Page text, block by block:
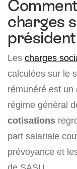
charges
président
Les charges
calculées sur le
rémunéré est un
régime général
cotisations
part salariale
prévoyance et